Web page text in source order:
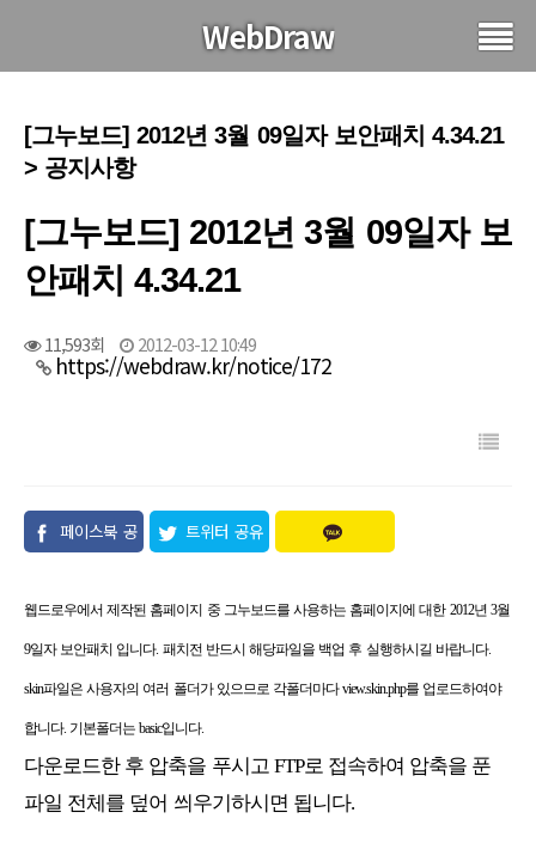
WebDraw
[그누보드] 2012년 3월 09일자 보안패치 4.34.21
> 공지사항
[그누보드] 2012년 3월 09일자 보
안패치 4.34.21
11,593회 2012-03-12 10:49
https://webdraw.kr/notice/172
페이스북 공
트위터 공유
웹드로우에서 제작된 홈페이지 중 그누보드를 사용하는 홈페이지에 대한 2012년 3월
9일자 보안패치 입니다. 패치전 반드시 해당파일을 백업 후 실행하시길 바랍니다.
skin파일은 사용자의 여러 폴더가 있으므로 각폴더마다 view.skin.php를 업로드하여야
합니다. 기본폴더는 basic입니다.
다운로드한 후 압축을 푸시고 FTP로 접속하여 압축을 푼
파일 전체를 덮어 씌우기하시면 됩니다.